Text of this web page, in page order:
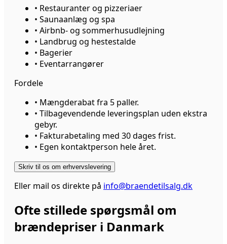
• Restauranter og pizzeriaer
• Saunaanlæg og spa
• Airbnb- og sommerhusudlejning
• Landbrug og hestestalde
• Bagerier
• Eventarrangører
Fordele
• Mængderabat fra 5 paller.
• Tilbagevendende leveringsplan uden ekstra
gebyr.
• Fakturabetaling med 30 dages frist.
• Egen kontaktperson hele året.
Skriv til os om erhvervslevering
Eller mail os direkte på info@braendetilsalg.dk
Ofte stillede spørgsmål om
brændepriser i Danmark